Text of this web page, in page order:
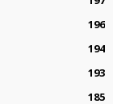
196
194
193
185